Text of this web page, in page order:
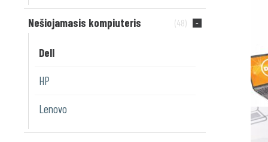
Nešiojamasis kompiuteris (48)
Dell
HP
Lenovo